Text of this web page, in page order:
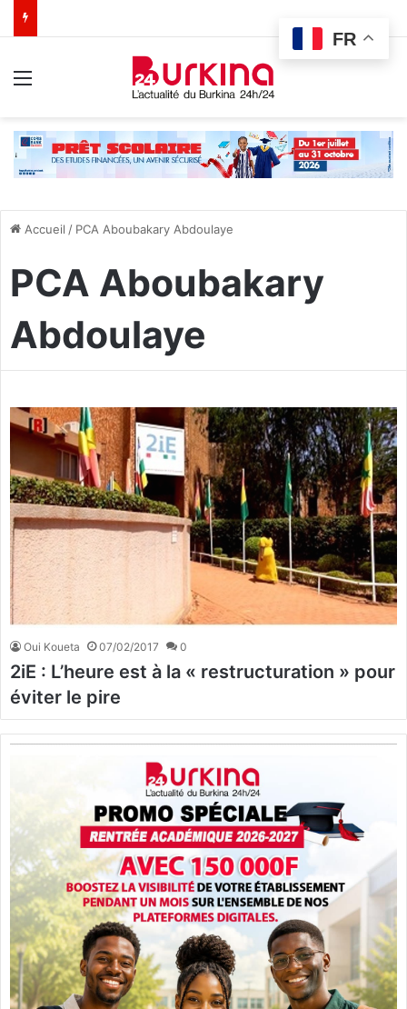
Accueil / PCA Aboubakary Abdoulaye
PCA Aboubakary
Abdoulaye
Oui Koueta 07/02/2017 0
2iE : L’heure est à la « restructuration » pour
éviter le pire
FR